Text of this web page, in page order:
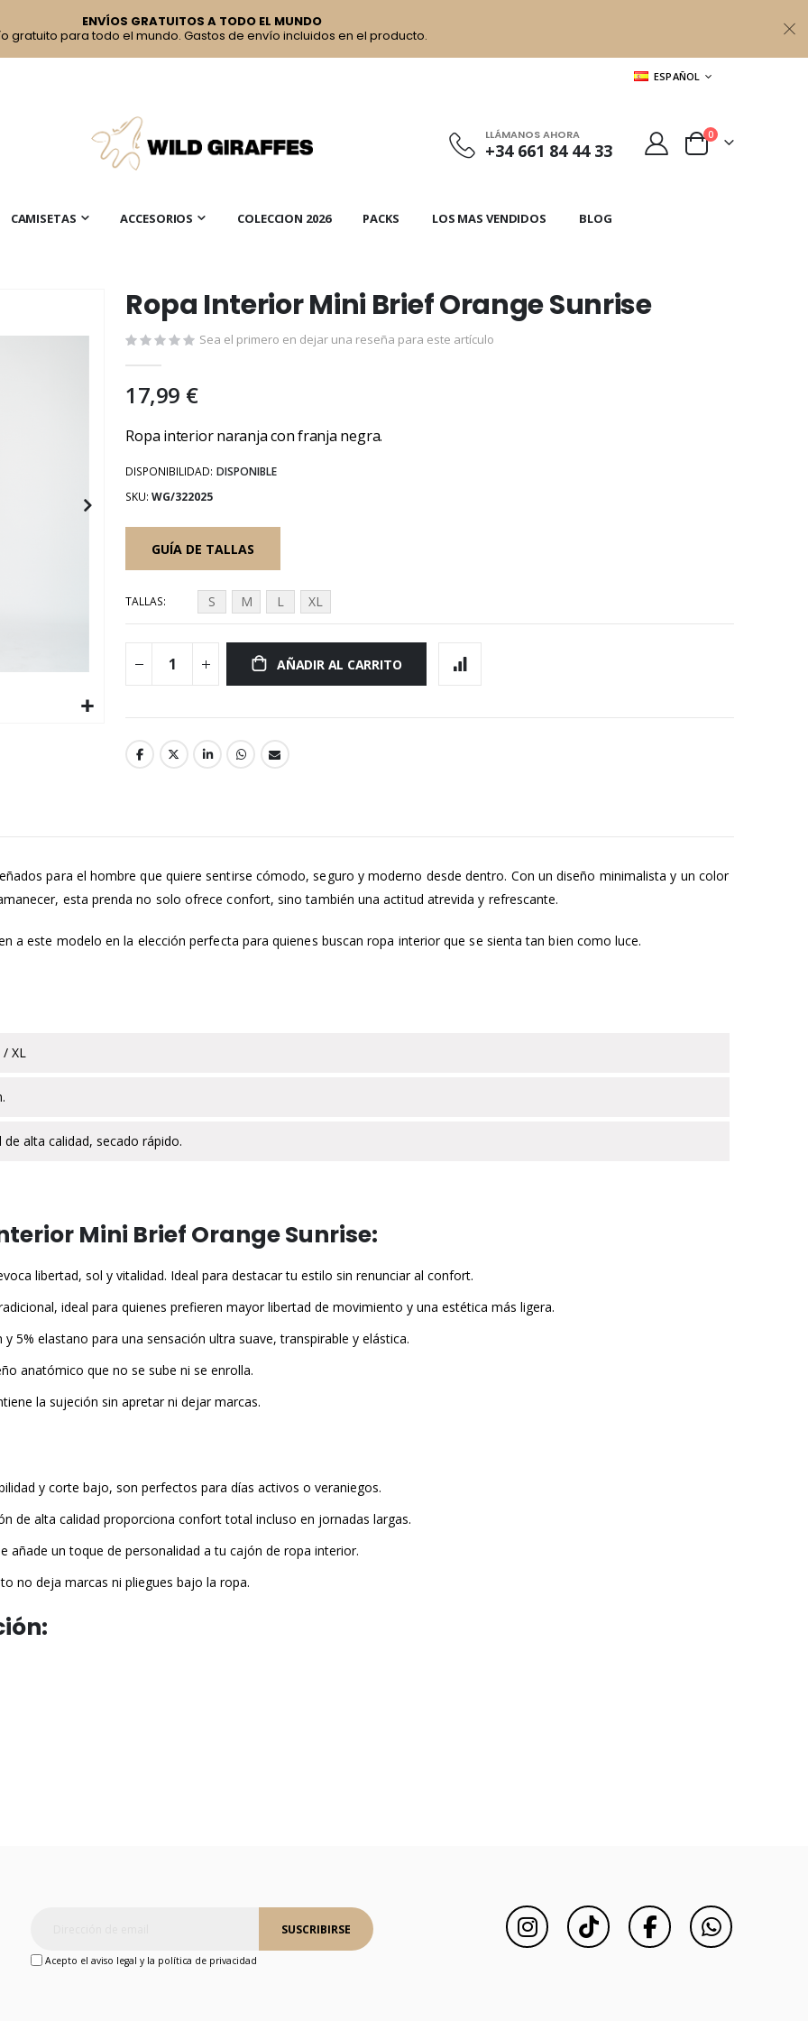
ENVÍOS GRATUITOS A TODO EL MUNDO
gratuito para todo el mundo. Gastos de envío incluidos en el producto.
LENGUAJE
ESPAÑOL
LLÁMANOS AHORA
+34 661 84 44 33 Cart
0artículos
CAMISETAS ACCESORIOS COLECCION 2026 PACKS LOS MAS VENDIDOS BLOG
Ropa Interior Mini Brief Orange Sunrise
Sea el primero en dejar una reseña para este artículo
17,99 €
Ropa interior naranja con franja negra.
DISPONIBILIDAD: DISPONIBLE
SKU WG/322025
GUÍA DE TALLAS
TALLAS S M L XL
AÑADIR AL CARRITO
para el hombre que quiere sentirse cómodo, seguro y moderno desde dentro. Con un diseño minimalista y un color
esta prenda no solo ofrece confort, sino también una actitud atrevida y refrescante.
a este modelo en la elección perfecta para quienes buscan ropa interior que se sienta tan bien como luce.
XL
de alta calidad, secado rápido.
Mini Brief Orange Sunrise:
libertad, sol y vitalidad. Ideal para destacar tu estilo sin renunciar al confort.
ideal para quienes prefieren mayor libertad de movimiento y una estética más ligera.
5% elastano para una sensación ultra suave, transpirable y elástica.
anatómico que no se sube ni se enrolla.
la sujeción sin apretar ni dejar marcas.
y corte bajo, son perfectos para días activos o veraniegos.
de alta calidad proporciona confort total incluso en jornadas largas.
añade un toque de personalidad a tu cajón de ropa interior.
no deja marcas ni pliegues bajo la ropa.
Acepto el aviso legal y la política de privacidad
SUSCRIBIRSE